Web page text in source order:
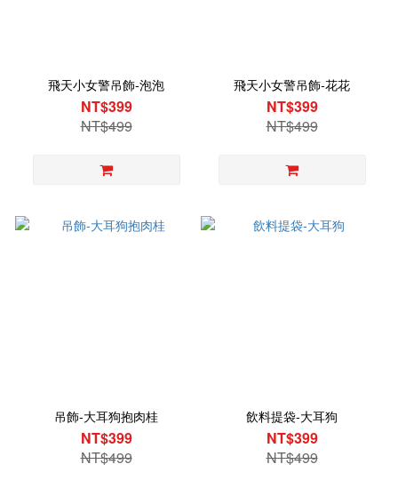
飛天小女警吊飾-泡泡
NT$399
NT$499
飛天小女警吊飾-花花
NT$399
NT$499
吊飾-大耳狗抱肉桂
NT$399
NT$499
飲料提袋-大耳狗
NT$399
NT$499